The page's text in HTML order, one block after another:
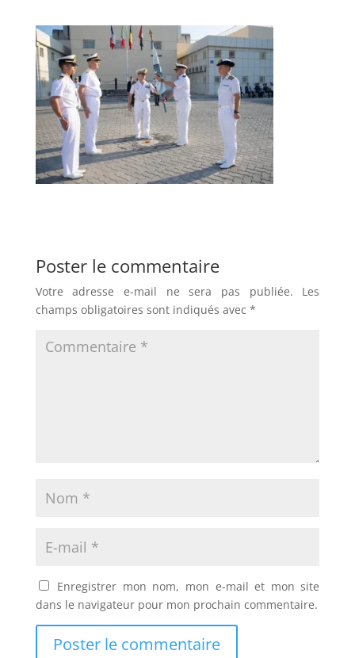
Poster le commentaire
Votre adresse e-mail ne sera pas publiée.
Les
champs obligatoires sont indiqués avec *
Enregistrer mon nom, mon e-mail et mon site
dans le navigateur pour mon prochain commentaire.